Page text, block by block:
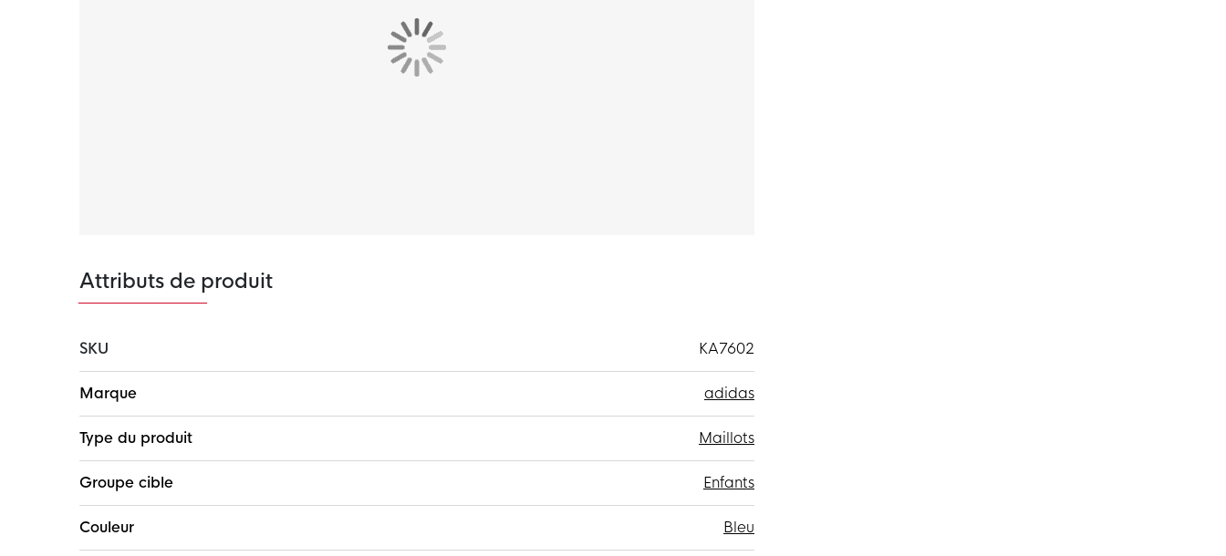
Le t-shirt d'entraînement adidas Tiro 26 Competition pour enfants, avec ses détails embossés
et ses empiècements en maille respirante, attire tous les regards, tandis que la technologie
matériaux recyclés, ce qui permet à adidas de contribuer à un monde du sport plus durable.
Attributs de produit
SKU
KA7602
d'infos
Marque adidas
Type du produit Maillots
Groupe cible Enfants
Couleur Bleu